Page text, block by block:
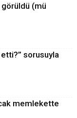
(mü
etti?” sorusuyla
memlekette